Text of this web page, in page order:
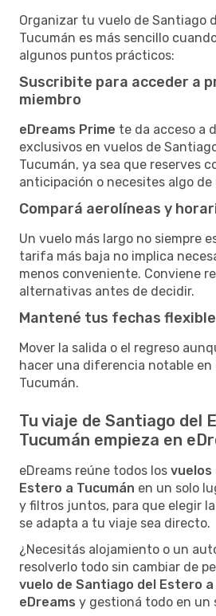
Organizar tu vuelo de Santiago
Tucumán es más sencillo
algunos puntos prácticos:
Suscribite para acceder a
miembro
eDreams Prime te da acceso a
exclusivos en vuelos de
Tucumán, ya sea que reserves
anticipación o necesites algo
Compará aerolíneas y
Un vuelo más largo no siempre
tarifa más baja no implica
menos conveniente. Conviene
alternativas antes de decidir.
Mantené tus fechas
Mover la salida o el regreso
hacer una diferencia notable en
Tucumán.
Tu viaje de Santiago del
Tucumán empieza en
eDreams reúne todos los vuelos
Estero a Tucumán en un solo
y filtros juntos, para que elegir
se adapta a tu viaje sea directo.
¿Necesitás alojamiento o un
resolverlo todo sin cambiar de
vuelo de Santiago del Estero a
eDreams y gestioná todo en un